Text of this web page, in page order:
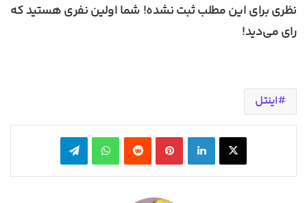
نظری برای این مطلب ثبت نشده! شما اولین نفری هستید که
رای می‌دید!
اینتل
X لینکدین ‫پین‌ترست‫رددیت واتس آپ تلگرام